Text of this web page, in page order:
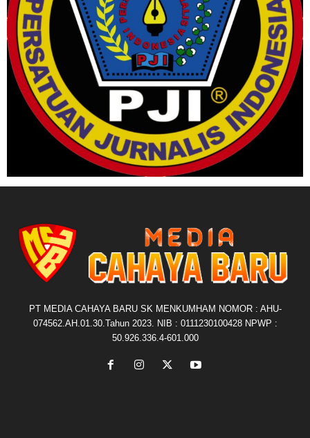
PT MEDIA CAHAYA BARU SK MENKUMHAM NOMOR : AHU-
074562.AH.01.30.Tahun 2023. NIB : 0111230100428 NPWP :
50.926.336.4-601.000